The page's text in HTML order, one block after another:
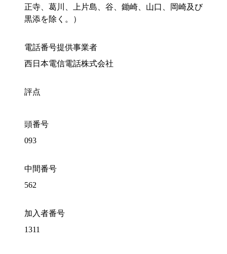
正寺、葛川、上片島、谷、鋤崎、山口、岡崎及び
黒添を除く。）
電話番号提供事業者
西日本電信電話株式会社
評点
頭番号
093
中間番号
562
加入者番号
1311